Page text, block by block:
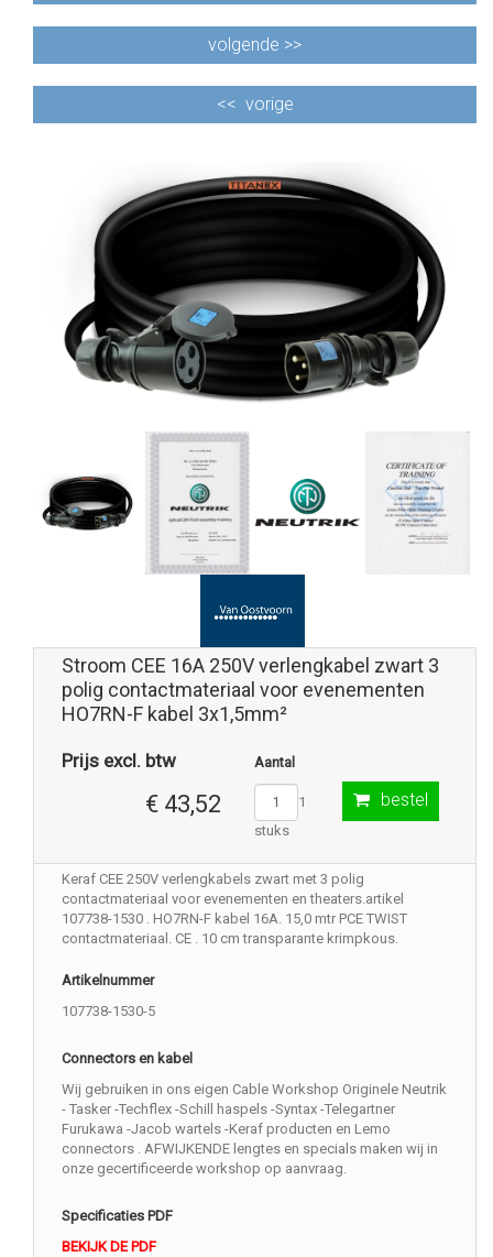
volgende >>
<< vorige
Stroom CEE 16A 250V verlengkabel zwart 3
polig contactmateriaal voor evenementen
HO7RN-F kabel 3x1,5mm²
Prijs excl. btw
€ 43,52
Aantal
1
stuks
bestel
Keraf CEE 250V verlengkabels zwart met 3 polig
contactmateriaal voor evenementen en theaters.artikel
107738-1530 . HO7RN-F kabel 16A. 15,0 mtr PCE TWIST
contactmateriaal. CE . 10 cm transparante krimpkous.
Artikelnummer
107738-1530-5
Connectors en kabel
Wij gebruiken in ons eigen Cable Workshop Originele Neutrik
- Tasker -Techflex -Schill haspels -Syntax -Telegartner
Furukawa -Jacob wartels -Keraf producten en Lemo
connectors . AFWIJKENDE lengtes en specials maken wij in
onze gecertificeerde workshop op aanvraag.
Specificaties PDF
BEKIJK DE PDF